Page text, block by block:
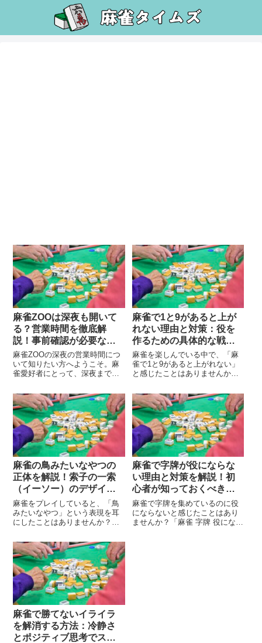
麻雀ZOOは深夜も開いて
る？営業時間を徹底解
説！事前確認が必要な理
由と店舗ごとの違いとは
麻雀ZOOの深夜の営業時間につ
いて知りたい方へようこそ。麻
雀愛好者にとって、深夜までプ
です。しかし、全ての麻雀ZOO
の店舗が24時間営業をしている
わけではありません。各店舗の
営業時間は異なるため、事前に
確認するこ...
麻雀で1と9があると上が
れない理由と対策：役を
作るための具体的な戦略
と鳴きのタイミング
麻雀を楽しんでいる中で、「麻
雀で1と9があると上がれない」
と感じたことはありませんか？
く、経験者にとってもよくある
悩みです。1と9の牌が手牌に多
く含まれていると、役を作るの
が難しくなり、なかなか上がれ
ないと感じる...
麻雀の鳥みたいなやつの
正体を解説！索子の一索
（イーソー）のデザイン
とその歴史的背景とは
麻雀をプレイしていると、「鳥
みたいなやつ」という表現を耳
にしたことはありませんか？実
に鳥のような絵が描かれている
牌が存在します。この「鳥みた
いなやつ」は、索子（そうず）
の一索（イーソー）を指しま
す。なぜ一索だけが...
麻雀で字牌が役にならな
い理由と対策を解説！初
心者が知っておくべき役
牌の条件とポイント
麻雀で字牌を集めているのに役
にならないと感じたことはあり
ませんか？「麻雀 字牌 役になら
麻雀で勝てないイライラ
を解消する方法：冷静さ
とポジティブ思考でスト